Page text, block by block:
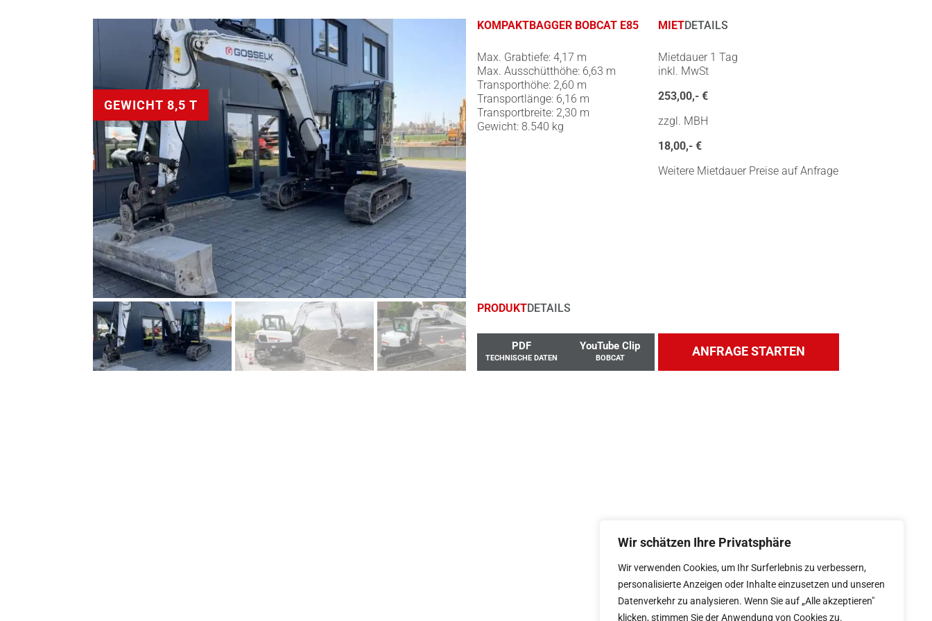
Wir schätzen Ihre Privatsphäre
Wir verwenden Cookies, um Ihr Surferlebnis zu verbessern,
personalisierte Anzeigen oder Inhalte einzusetzen und unseren
Datenverkehr zu analysieren. Wenn Sie auf „Alle akzeptieren"
klicken, stimmen Sie der Anwendung von Cookies zu.
GEWICHT 8,5 T
KOMPAKTBAGGER BOBCAT E85
Max. Grabtiefe: 4,17 m
Max. Ausschütthöhe: 6,63 m
Transporthöhe: 2,60 m
Transportlänge: 6,16 m
Transportbreite: 2,30 m
Gewicht: 8.540 kg
MIETDETAILS
Mietdauer 1 Tag
inkl. MwSt
253,00,- €
zzgl. MBH
18,00,- €
Weitere Mietdauer Preise auf Anfrage
PRODUKTDETAILS
PDF
TECHNISCHE DATEN
YouTube Clip
BOBCAT ANFRAGE STARTEN